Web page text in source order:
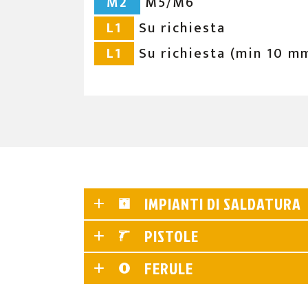
L1
Su richiesta
L1
Su richiesta (min 10
IMPIANTI DI SALDATURA
PISTOLE
FERULE